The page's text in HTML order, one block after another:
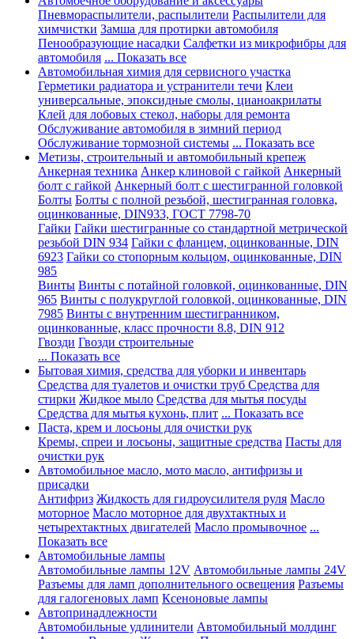
Пневмораспылители, распылители Распылители для
химчистки Замша для протирки автомобиля
Пенообразующие насадки Салфетки из микрофибры для
автомобиля ... Показать все
Автомобильная химия для сервисного участка
Герметики радиатора и устранители течи Клеи
универсальные, эпоксидные смолы, цианоакрилаты
Клей для лобовых стекол, наборы для ремонта
Обслуживание автомобиля в зимний период
Обслуживание тормозной системы ... Показать все
Метизы, строительный и автомобильный крепеж
Анкерная техника Анкер клиновой с гайкой Анкерный
болт с гайкой Анкерный болт с шестигранной головкой
Болты Болты с полной резьбой, шестигранная головка,
оцинкованные, DIN933, ГОСТ 7798-70
Гайки Гайки шестигранные со стандартной метрической
резьбой DIN 934 Гайки с фланцем, оцинкованные, DIN
6923 Гайки со стопорным кольцом, оцинкованные, DIN
985
Винты Винты с потайной головкой, оцинкованные, DIN
965 Винты с полукруглой головкой, оцинкованные, DIN
7985 Винты с внутренним шестигранником,
оцинкованные, класс прочности 8.8, DIN 912
Гвозди Гвозди строительные
... Показать все
Бытовая химия, средства для уборки и инвентарь
Средства для туалетов и очистки труб Средства для
стирки Жидкое мыло Средства для мытья посуды
Средства для мытья кухонь, плит ... Показать все
Паста, крем и лосьоны для очистки рук
Кремы, спреи и лосьоны, защитные средства Пасты для
очистки рук
Автомобильное масло, мото масло, антифризы и
присадки
Антифриз Жидкость для гидроусилителя руля Масло
моторное Масло моторное для двухтактных и
четырехтактных двигателей Масло промывочное ...
Показать все
Автомобильные лампы
Автомобильные лампы 12V Автомобильные лампы 24V
Разъемы для ламп дополнительного освещения Разъемы
для галогеновых ламп Ксеноновые лампы
Автопринадлежности
Автомобильные удлинители Автомобильный молдинг